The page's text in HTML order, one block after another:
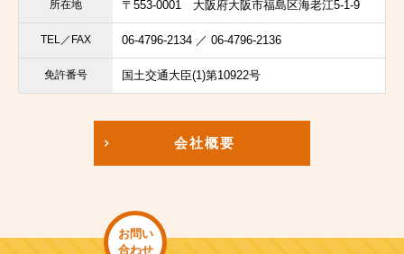
所在地 〒553-0001 大阪府大阪市福島区海老江5-1-9
TEL／FAX 06-4796-2134 ／ 06-4796-2136
免許番号 国土交通大臣(1)第10922号
会社概要
お問い
合わせ